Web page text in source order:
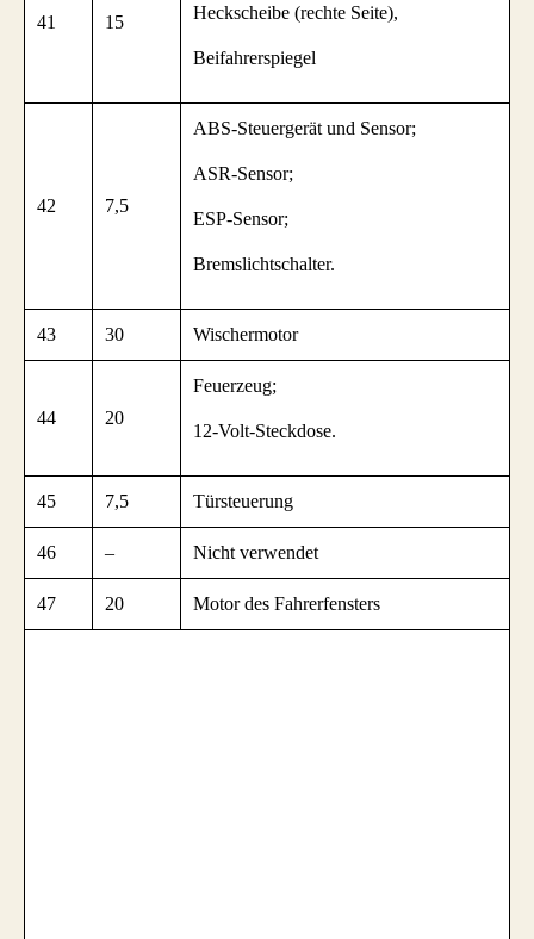
41 15 Heckscheibe (rechte Seite),
Beifahrerspiegel
42 7,5
ABS-Steuergerät und Sensor;
ASR-Sensor;
ESP-Sensor;
Bremslichtschalter.
43 30 Wischermotor
44 20
Feuerzeug;
12-Volt-Steckdose.
45 7,5 Türsteuerung
46 – Nicht verwendet
47 20 Motor des Fahrerfensters